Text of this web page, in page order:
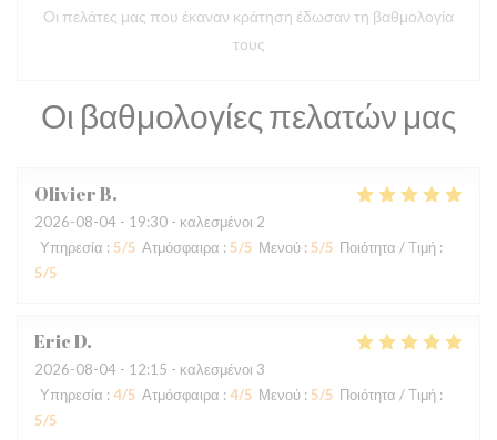
Οι βαθμολογίες πελατών μας
OlivierB
2026-08-04 - 19:30 - καλεσμένοι 2
Υπηρεσία : 5/5 Ατμόσφαιρα : 5/5 Μενού : 5/5 Ποιότητα / Τιμή :
5/5
EricD
2026-08-04 - 12:15 - καλεσμένοι 3
Υπηρεσία : 4/5 Ατμόσφαιρα : 4/5 Μενού : 5/5 Ποιότητα / Τιμή :
5/5
Οι πελάτες μας που έκαναν κράτηση έδωσαν τη βαθμολογία
τους